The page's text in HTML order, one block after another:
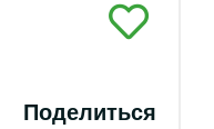
Поделиться